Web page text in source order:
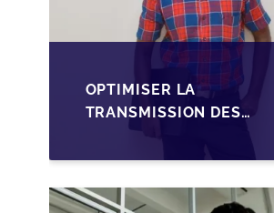
OPTIMISER LA
TRANSMISSION DES
LUXEMBOURGEOISES
STRUCTURATION DES